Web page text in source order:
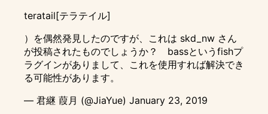
teratail[テラテイル]
）を偶然発見したのですが、これは skd_nw さん
が投稿されたものでしょうか？ bassというfishプ
ラグインがありまして、これを使用すれば解決でき
る可能性があります。
— 君継 葭月 (@JiaYue) January 23, 2019